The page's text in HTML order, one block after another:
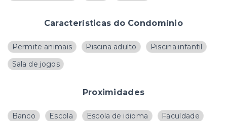
Características do Condomínio
Permite animais Piscina adulto
Piscina infantil
Sala de jogos
Proximidades
Banco Escola Escola de idioma
Faculdade